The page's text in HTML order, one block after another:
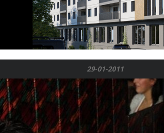
29-01-2011